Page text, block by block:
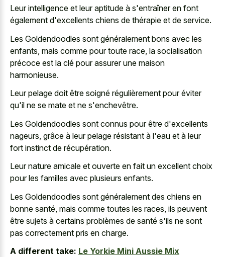
Leur intelligence et leur aptitude à s'entraîner en font
également d'excellents chiens de thérapie et de service.
Les Goldendoodles sont généralement bons avec les
enfants, mais comme pour toute race, la socialisation
précoce est la clé pour assurer une maison
harmonieuse.
Leur pelage doit être soigné régulièrement pour éviter
qu'il ne se mate et ne s'enchevêtre.
Les Goldendoodles sont connus pour être d'excellents
nageurs, grâce à leur pelage résistant à l'eau et à leur
fort instinct de récupération.
Leur nature amicale et ouverte en fait un excellent choix
pour les familles avec plusieurs enfants.
Les Goldendoodles sont généralement des chiens en
bonne santé, mais comme toutes les races, ils peuvent
être sujets à certains problèmes de santé s'ils ne sont
pas correctement pris en charge.
A different take: Le Yorkie Mini Aussie Mix